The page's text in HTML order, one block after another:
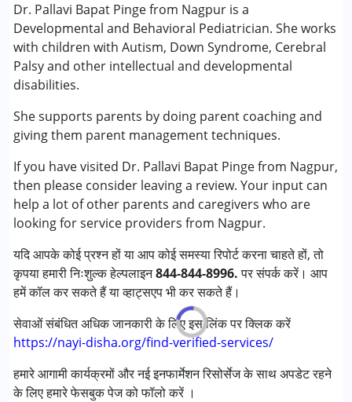
Dr. Pallavi Bapat Pinge from Nagpur is a
Developmental and Behavioral Pediatrician. She works
with children with Autism, Down Syndrome, Cerebral
Palsy and other intellectual and developmental
disabilities.
She supports parents by doing parent coaching and
giving them parent management techniques.
If you have visited Dr. Pallavi Bapat Pinge from Nagpur,
then please consider leaving a review. Your input can
help a lot of other parents and caregivers who are
looking for service providers from Nagpur.
यदि आपके कोई प्रश्न हों या आप कोई समस्या रिपोर्ट करना चाहते हों, तो
कृपया हमारी निःशुल्क हेल्पलाइन844-844-8996.पर संपर्क करें। आप
हमें कॉल कर सकते हैं या व्हाट्सएप भी कर सकते हैं।
सेवाओं संबंधित अधिक जानकारी के लिए इस लिंक पर क्लिक करें
https://nayi-disha.org/find-verified-services/
हमारे आगामी कार्यक्रमों और नई इनफार्मेशन रिसोर्सेज के साथ अपडेट रहने
के लिए हमारे फेसबुक पेज को फॉलो करें ।
आकलन
बिहेवियर मॉडिफिकेशन
परामर्श
काउंसिलिंग
अर्ली इंटरवेंशन
निम्नलिखित विकलांगता संबंधित सेवाएं उपलब्ध :
अटेंशन डेफिसिट (हाइपरएक्टिविटी) डिसऑर्डर (एडीडी/एडीएचडी)
ऑटिज्म स्पेक्ट्रम डिसऑर्डर (ए एस डी )
सेरब्रल पाल्सी (सी पी )
डाउन सिंड्रोम (डी एस )
फ़्रिजाइल एक्स सिंड्रोम
लर्निंग डिसेबिलिटीज़ (एलडी)
मल्टिपल डिसेबिलिटीज़ (एमडी)
सेंसरी प्रोसेसिंग डिसऑर्डर (SPD)
अंडायग्नोज्ड
आयु वर्ग :
0 - 5 years ,6 - 12 years ,13 - 17 years
लिंगलड़के, लड़कियाँ